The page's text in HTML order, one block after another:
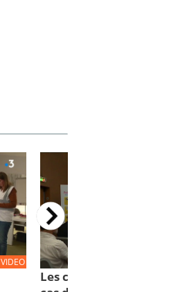
VIDEO
Les comportements à